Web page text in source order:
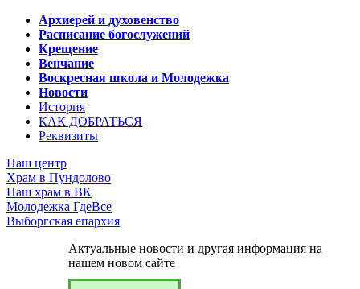
Архиерей и духовенство
Расписание богослужений
Крещение
Венчание
Воскресная школа и Молодежка
Новости
История
КАК ДОБРАТЬСЯ
Реквизиты
Наш центр
Храм в Пундолово
Наш храм в ВК
Молодежка ГдеВсе
Выборгская епархия
Актуальные новости и другая информация на
нашем новом сайте